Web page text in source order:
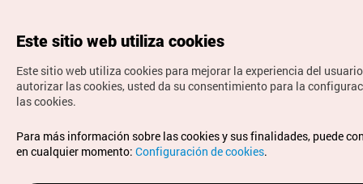
Copyrights © Organización de Turismo de Corea. Todos los
derechos reservados.
Para informes de errores y cuestiones relacionadas con el
sitio web, dirija sus consultas al correoelectrónico oficial:
Este sitio web utiliza cookies
Este sitio web utiliza cookies para mejorar la experiencia del
autorizar las cookies, usted da su consentimiento para la
las cookies.
Para más información sobre las cookies y sus finalidades, puede
en cualquier momento: Configuración de cookies.